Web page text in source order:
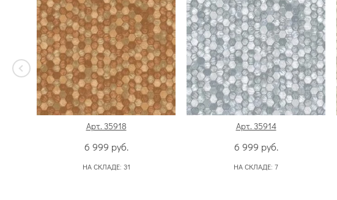
Арт. 35918
6 999 руб.
НА СКЛАДЕ: 31
Арт. 35914
6 999 руб.
НА СКЛАДЕ: 7